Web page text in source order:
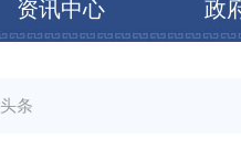
资讯中心 政
头条